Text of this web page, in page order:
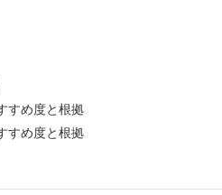
すめ度と根拠
すめ度と根拠